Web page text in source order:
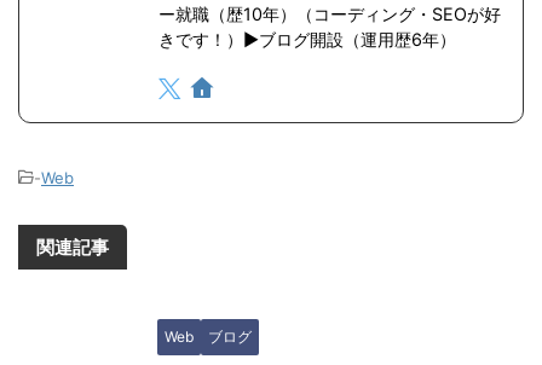
ー就職（歴10年）（コーディング・SEOが好
きです！）▶︎ブログ開設（運用歴6年）
-Web
関連記事
Web ブログ